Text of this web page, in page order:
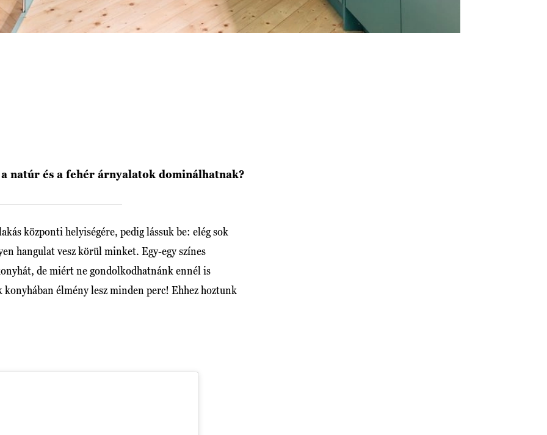
natúr és a fehér árnyalatok dominálhatnak?
központi helyiségére, pedig lássuk be: elég sok
hangulat vesz körül minket. Egy-egy színes
de miért ne gondolkodhatnánk ennél is
élmény lesz minden perc! Ehhez hoztunk